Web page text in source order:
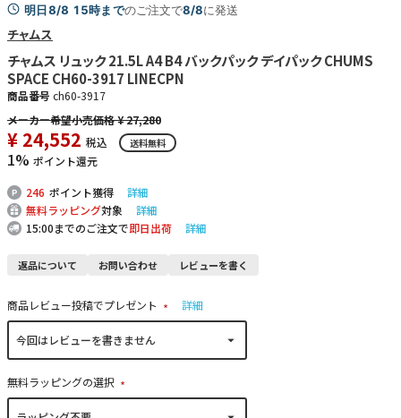
明日8/8 15時までのご注文で8/8に発送
チャムス
チャムス リュック 21.5L A4 B4 バックパック デイパック CHUMS
SPACE CH60-3917 LINECPN
商品番号 ch60-3917
¥27,280
¥ 24,552 税込 送料無料
1% ポイント還元
246 ポイント獲得
詳細
無料ラッピング対象
詳細
15:00までのご注文で即日出荷 詳細
返品について お問い合わせ レビューを書く
商品レビュー投稿でプレゼント
(
詳細
無料ラッピングの選択
(